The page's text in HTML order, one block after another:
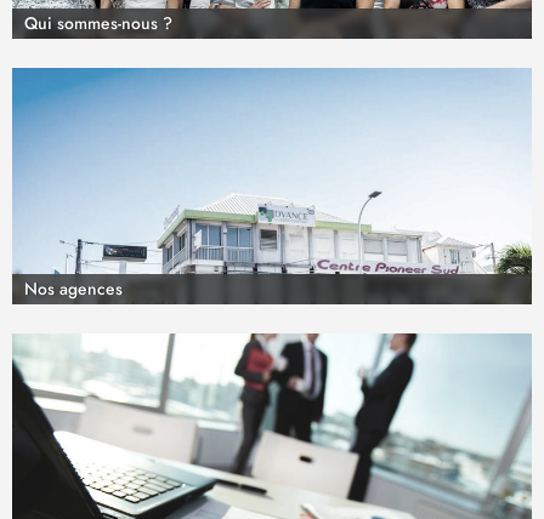
Qui sommes-nous ?
Nos agences